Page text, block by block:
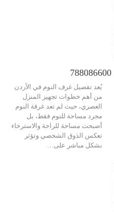
يُعد تفصيل غرف النوم في الأردن
من أهم خطوات تجهيز المنزل
العصري، حيث لم تعد غرفة النوم
مجرد مساحة للنوم فقط، بل
أصبحت مساحة للراحة والاسترخاء
تعكس الذوق الشخصي وتؤثر
بشكل مباشر على…